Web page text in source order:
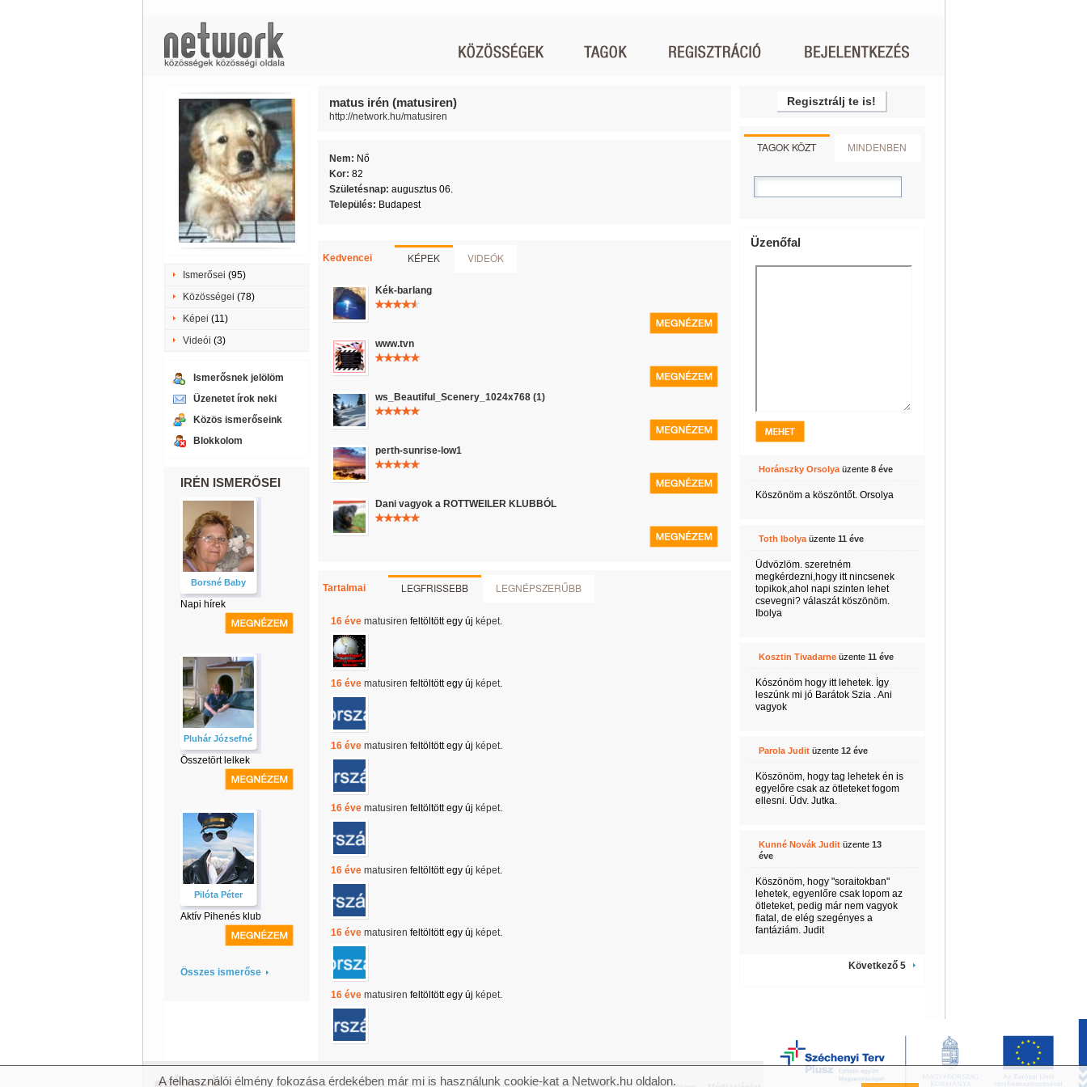
Ismerősei (95)
Közösségei (78)
Képei (11)
Videói (3)
Ismerősnek jelölöm
Üzenetet írok neki
Közös ismerőseink
Blokkolom
IRÉN ISMERŐSEI
Borsné Baby
Napi hírek
Pluhár Józsefné
Összetört lelkek
Pilóta Péter
Aktív Pihenés klub
Összes ismerőse
matus irén (matusiren)
http://network.hu/matusiren
Nem: Nő
Kor: 82
Születésnap: augusztus 06.
Település: Budapest
Kedvencei KÉPEK VIDEÓK
Kék-barlang
www.tvn
ws_Beautiful_Scenery_1024x768 (1)
perth-sunrise-low1
Dani vagyok a ROTTWEILER KLUBBÓL
Tartalmai LEGFRISSEBB LEGNÉPSZERŰBB
16 éve matusiren feltöltött egy új képet.
16 éve matusiren feltöltött egy új képet.
16 éve matusiren feltöltött egy új képet.
16 éve matusiren feltöltött egy új képet.
16 éve matusiren feltöltött egy új képet.
16 éve matusiren feltöltött egy új képet.
16 éve matusiren feltöltött egy új képet.
Regisztrálj te is!
TAGOK KÖZT MINDENBEN
Üzenőfal
Horánszky Orsolyaüzente 8 éve
Köszönöm a köszöntőt. Orsolya
Toth Ibolyaüzente 11 éve
Üdvözlöm. szeretném
megkérdezni,hogy itt nincsenek
topikok,ahol napi szinten lehet
csevegni? válaszát köszönöm.
Ibolya
Kosztin Tivadarneüzente 11 éve
Kószónöm hogy itt lehetek. Így
leszúnk mi jó Barátok Szia . Ani
vagyok
Parola Juditüzente 12 éve
Köszönöm, hogy tag lehetek én is
egyelőre csak az ötleteket fogom
ellesni. Üdv. Jutka.
Kunné Novák Juditüzente 13
éve
Köszönöm, hogy "soraitokban"
lehetek, egyenlőre csak lopom az
ötleteket, pedig már nem vagyok
fiatal, de elég szegényes a
fantáziám. Judit
Következő 5
A felhasználói élmény fokozása érdekében már mi is használunk cookie-kat a Network.hu oldalon.